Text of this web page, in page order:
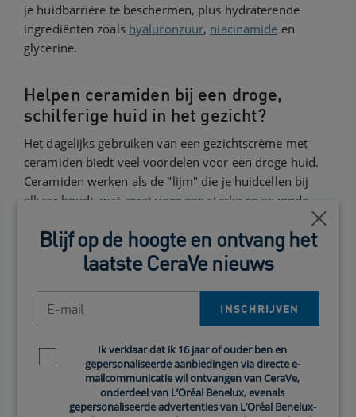
je huidbarrière te beschermen, plus hydraterende
ingrediënten zoals hyaluronzuur, niacinamide en
glycerine.
Helpen ceramiden bij een droge,
schilferige huid in het gezicht?
Het dagelijks gebruiken van een gezichtscrème met
ceramiden biedt veel voordelen voor een droge huid.
Ceramiden werken als de "lijm" die je huidcellen bij
elkaar houdt, wat zorgt voor een sterke en gezonde
ceramideniveau wordt gelinkt aan droge
huidaandoeningen zoals eczeem en psoriasis.
1
Sommigeonderzoekentonen aan dat crèmes met
ceramiden goed werken bij een droge huid, omdat ze
Denk bijvoorbeeld aan degezichtscrèmes van
CeraVe voor de droge huid. Deze bevatten drie
essentiële ceramiden die al van nature in je huid zitten.
Wil je meer weten over de wetenschap achter CeraVe's
Close
Blijf op de hoogte en ontvang het
laatste CeraVe nieuws
INSCHRIJVEN
Newsletter policyIk verklaar dat ik 16 jaar of ouder ben en
gepersonaliseerde aanbiedingen via directe e-
mailcommunicatie wil ontvangen van CeraVe,
onderdeel van L’Oréal Benelux, evenals
gepersonaliseerde advertenties van L’Oréal Benelux-